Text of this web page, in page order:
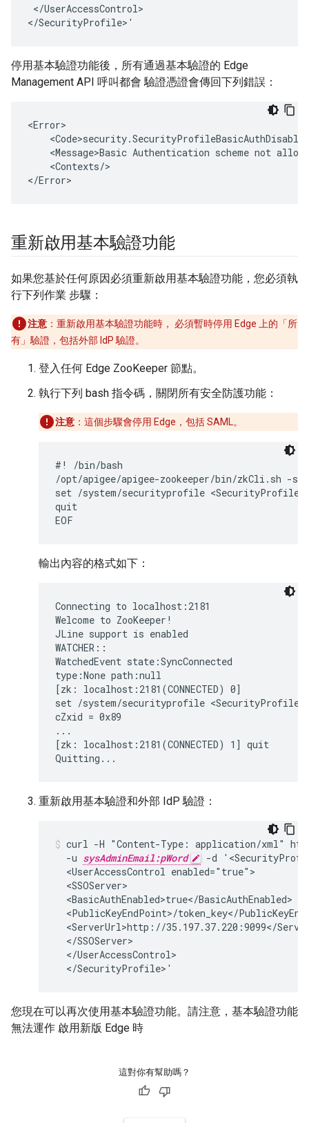
</UserAccessControl>
</SecurityProfile>'
停用基本驗證功能後，所有通過基本驗證的 Edge
Management API 呼叫都會 驗證憑證會傳回下列錯誤：
<Error>
<Message>Basic Authentication scheme not
    <Contexts/>
</Error>
重新啟用基本驗證功能
如果您基於任何原因必須重新啟用基本驗證功能，您必須執
行下列作業 步驟：
注意 ：重新啟用基本驗證功能時， 必須暫時停用 Edge 上的「所
有」 驗證，包括外部 IdP 驗證。
登入任何 Edge ZooKeeper 節點。
執行下列 bash 指令碼，關閉所有安全防護功能：
注意 ：這個步驟會停用 Edge，包括 SAML。
#! /bin/bash
/opt/apigee/apigee-zookeeper/bin/zkCli.sh -
set /system/securityprofile
quit
EOF
輸出內容的格式如下：
Connecting to localhost:2181
Welcome to ZooKeeper!
JLine support is enabled
WATCHER::
WatchedEvent state:SyncConnected
type:None path:null
[zk: localhost:2181(CONNECTED) 0]
set /system/securityprofile
cZxid = 0x89
...
[zk: localhost:2181(CONNECTED) 1] quit
Quitting...
重新啟用基本驗證和外部 IdP 驗證：
curl -H "Content-Type: application/xml"
  -u
sysAdminEmail:pWord
-d
  <UserAccessControl enabled="true">
  <SSOServer>
  <BasicAuthEnabled>true</BasicAuthEnabled>
<PublicKeyEndPoint>/token_key</
<ServerUrl>http://35.197.37.220:9099</
  </SSOServer>
  </UserAccessControl>
  </SecurityProfile>'
您現在可以再次使用基本驗證功能。請注意，基本驗證功能
無法運作 啟用新版 Edge 時
這對你有幫助嗎？